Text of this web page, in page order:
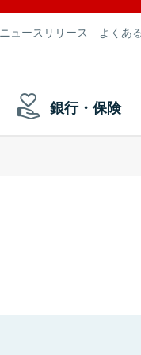
ニュースリリース よくあ
銀行・保険